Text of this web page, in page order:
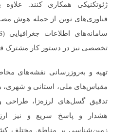
ژئوتکنیکی همکاری کنند. علاوه
فناوری‌های نوین از جمله هوش
تخصصی نیز در دستور کار مشترک
تهیه و به‌روزرسانی نقشه‌های
مقیاس‌های ملی، استانی و شهری،
تدقیق گسل‌های لرزه‌زا، طراحی
هشدار و پاسخ سریع و نیز
زمین‌شناسی بر مناطق مختلف